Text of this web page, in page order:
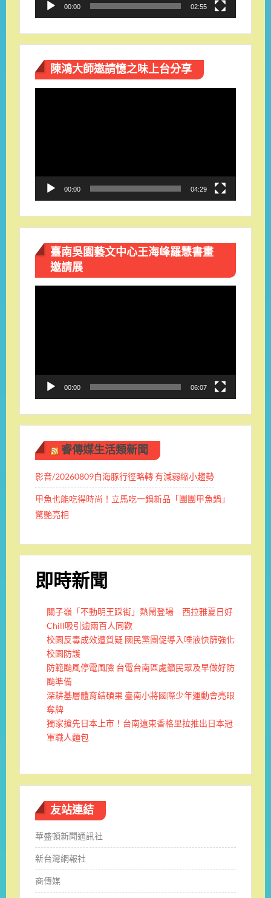
00:00 02:55
陳鴻大師邀請憶之味上台分享
00:00 04:29
臺南吳園藝文中心王海峰羅慧書畫
邀請展
00:00 06:07
睿傳媒生活類新聞
影音/20260809白海豚行徑略轉 有減弱縮小趨勢
甲魚也能吃得時尚！立馬吃一鍋新品「團團甲魚鍋」
驚艷亮相
即時新聞
關子嶺「不動明王踩街」熱鬧登場 西拉雅夏日好
Chill吸引逾兩百人同歡
校園反毒成效遭質疑 國民黨團促導入唾液快篩強化
校園防護
防範颱風停電風險 台電台南區處籲民眾及早做好防
颱準備
深耕基層體育結碩果 臺南小將國際少年運動會亮眼
奪牌
獨家搶先日本上市！台南遠東香格里拉推出日本冠
軍職人麵包
友站連結
華盛頓新聞通訊社
新台灣網報社
商傳媒